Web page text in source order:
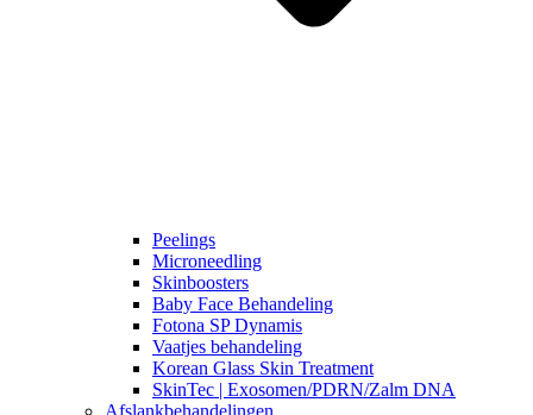
Peelings
Microneedling
Skinboosters
Baby Face Behandeling
Fotona SP Dynamis
Vaatjes behandeling
Korean Glass Skin Treatment
SkinTec | Exosomen/PDRN/Zalm DNA
Afslankbehandelingen